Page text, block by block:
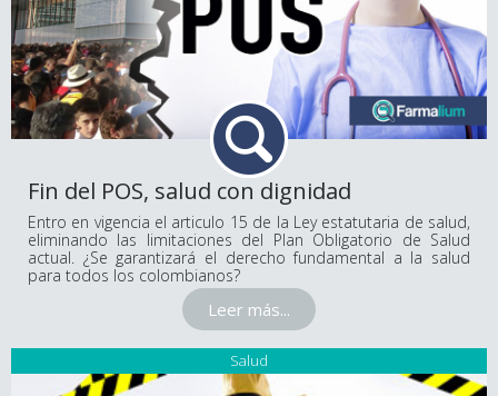
Fin del POS, salud con dignidad
Entro en vigencia el articulo 15 de la Ley estatutaria de salud,
eliminando las limitaciones del Plan Obligatorio de Salud
actual. ¿Se garantizará el derecho fundamental a la salud
para todos los colombianos?
Leer más...
Salud